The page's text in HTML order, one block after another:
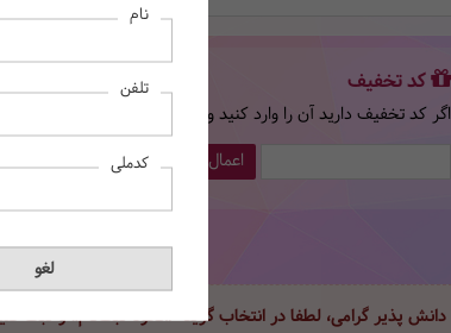
کد تخفیف
اگر کد تخفیف دارید آن را وارد کنید و سپس دکمه «اعمال کد تخفیف»
اعمال کد تخفیف
دانش پذیر گرامی، لطفا در انتخاب گزینه «نحوه ثبت‌نام» و ثبت
نام
تلفن
کدملی